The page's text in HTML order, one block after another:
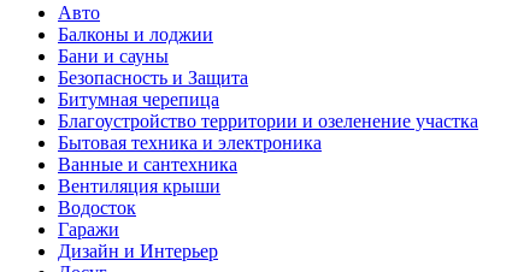
Авто
Балконы и лоджии
Бани и сауны
Безопасность и Защита
Битумная черепица
Благоустройство территории и озеленение участка
Бытовая техника и электроника
Ванные и сантехника
Вентиляция крыши
Водосток
Гаражи
Дизайн и Интерьер